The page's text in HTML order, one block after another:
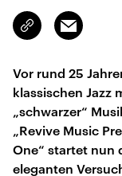
Link
kopieren/teilen
Email
Vor rund 25
klassischen Jazz
„schwarzer“
„Revive Music
One“ startet nun
eleganten